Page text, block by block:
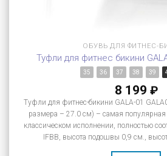
ОБУВЬ ДЛЯ ФИТНЕС-
Туфли для фитнес бикини
35 36 37 38 39
8 199 ₽
Туфли для фитнес-бикини GALA-01
размера – 27.0 см) – самая популярная
классическом исполнении, полностью
IFBB, высота подошвы 0,9 см.,